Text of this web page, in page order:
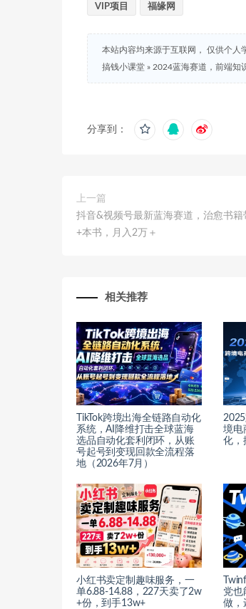
VIP项目 福缘网
本站内容均来源于互联网， 仅供个人
搞钱小课堂 » 2024蓝海赛道，前端知
分享到：
上一篇
抖音&视频号最新蓝海赛道，治愈书籍
+本书，月入2万＋
相关推荐
TikTok跨境出海全链路自动化
系统，AI降维打击全球蓝海
选品自动化套利闭环，从账
号起号到变现回款全流程落
地（2026年7月）
境电
化，
小红书卖定制趣味服务，一
单6.88-14.88，227天卖了2w
+份，到手13w+
党也
做，